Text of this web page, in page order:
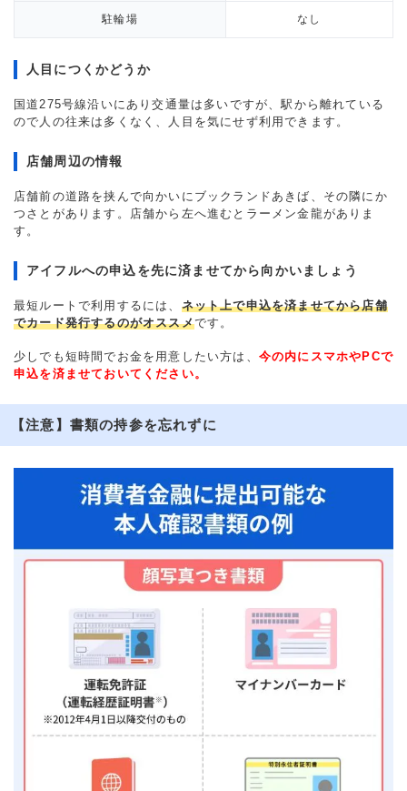
駐輪場 なし
人目につくかどうか
国道275号線沿いにあり交通量は多いですが、駅から離れている
ので人の往来は多くなく、人目を気にせず利用できます。
店舗周辺の情報
店舗前の道路を挟んで向かいにブックランドあきば、その隣にか
つさとがあります。店舗から左へ進むとラーメン金龍がありま
す。
アイフルへの申込を先に済ませてから向かいましょう
最短ルートで利用するには、 ネット上で申込を済ませてから店舗
でカード発行するのがオススメです。
少しでも短時間でお金を用意したい方は、 今の内にスマホやPCで
申込を済ませておいてください。
【注意】書類の持参を忘れずに